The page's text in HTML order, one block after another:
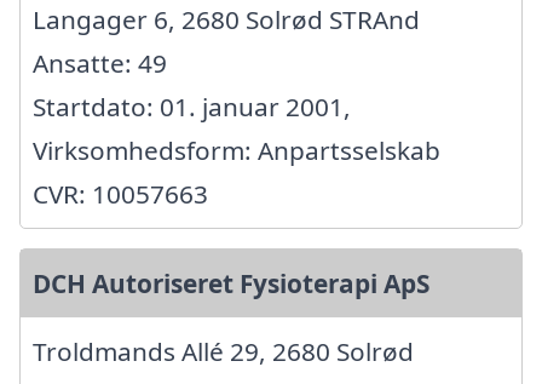
Langager 6, 2680 Solrød STRAnd
Ansatte: 49
Startdato: 01. januar 2001,
Virksomhedsform: Anpartsselskab
CVR: 10057663
DCH Autoriseret Fysioterapi ApS
Troldmands Allé 29, 2680 Solrød